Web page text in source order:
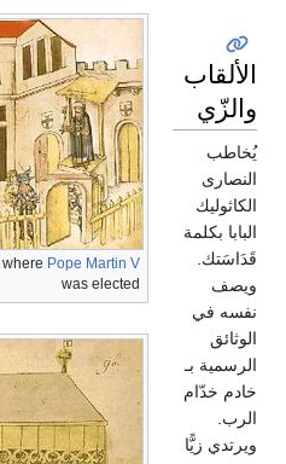
where Pope Martin V
was elected
الألقاب
والزّي
يُخاطب
النصارى
الكاثوليك
البابا بكلمة
قَدَاسَتك.
ويصف
نفسه في
الوثائق
الرسمية بـ
خادم خدّام
الرب.
ويرتدي زيًّا